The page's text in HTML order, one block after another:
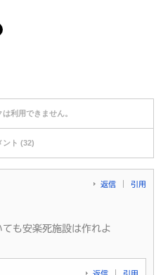
は利用できません。
ント (32)
返信 引用
も安楽死施設は作れよ